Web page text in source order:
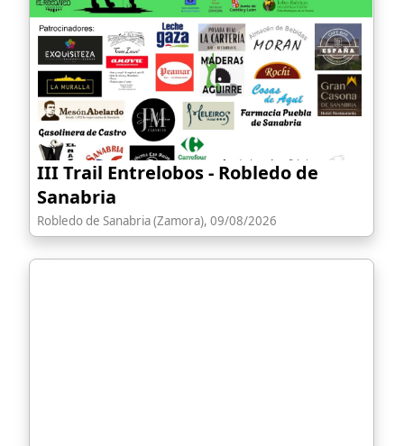
III Trail Entrelobos - Robledo de
Sanabria
Robledo de Sanabria (Zamora), 09/08/2026